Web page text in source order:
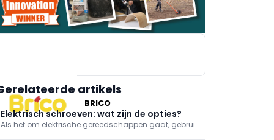
BRICO
artikels
Elektrisch schroeven: wat zijn de opties?
Als het om elektrische gereedschappen gaat, gebruik